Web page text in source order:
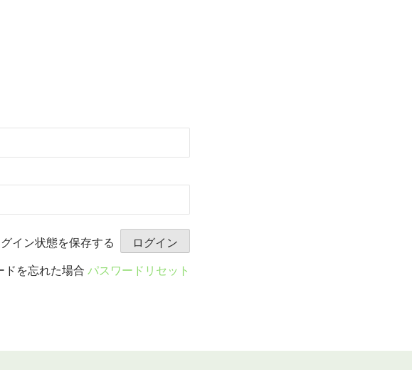
グイン状態を保存する
ドを忘れた場合 パスワードリセット